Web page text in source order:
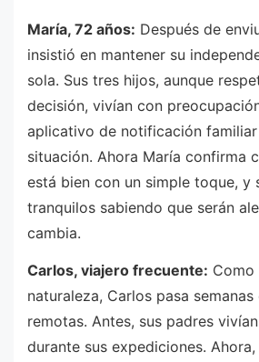
María, 72 años: Después de
insistió en mantener su
sola. Sus tres hijos, aunque
decisión, vivían con
aplicativo de notificación
situación. Ahora María confirma
está bien con un simple toque, y
tranquilos sabiendo que serán
cambia.
Carlos, viajero frecuente:
naturaleza, Carlos pasa
remotas. Antes, sus padres
durante sus expediciones. Ahora,